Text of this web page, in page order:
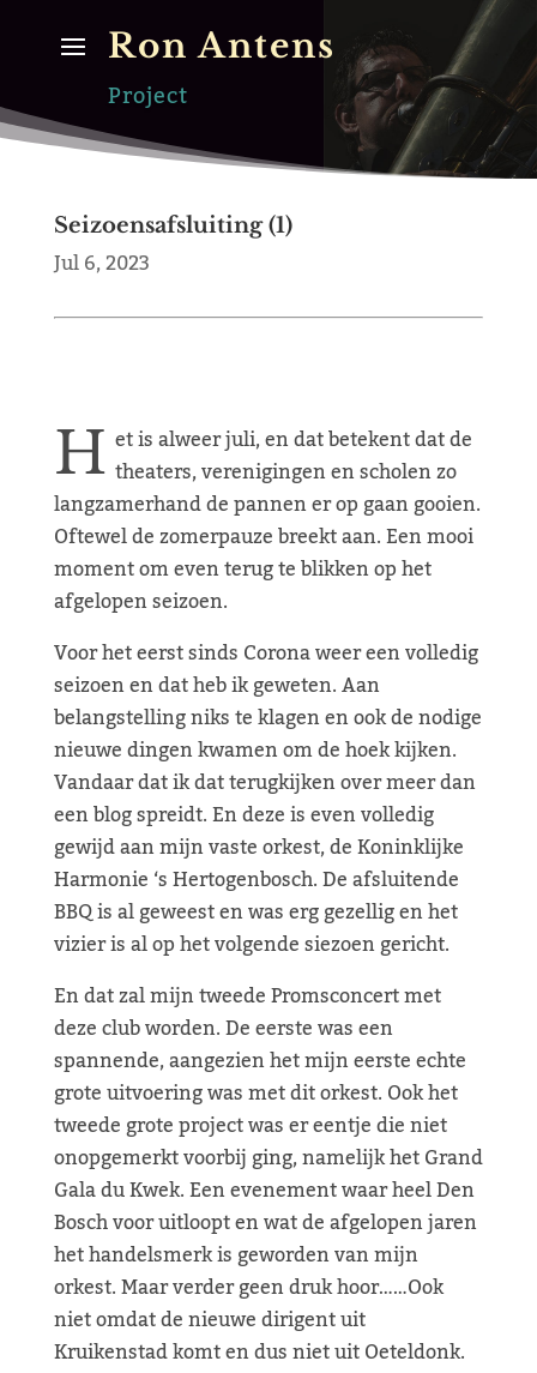
Ron Antens
Project
Seizoensafsluiting (1)
Jul 6, 2023
H et is alweer juli, en dat betekent dat de
theaters, verenigingen en scholen zo
langzamerhand de pannen er op gaan gooien.
Oftewel de zomerpauze breekt aan. Een mooi
moment om even terug te blikken op het
afgelopen seizoen.
Voor het eerst sinds Corona weer een volledig
seizoen en dat heb ik geweten. Aan
belangstelling niks te klagen en ook de nodige
nieuwe dingen kwamen om de hoek kijken.
Vandaar dat ik dat terugkijken over meer dan
een blog spreidt. En deze is even volledig
gewijd aan mijn vaste orkest, de Koninklijke
Harmonie ‘s Hertogenbosch. De afsluitende
BBQ is al geweest en was erg gezellig en het
vizier is al op het volgende siezoen gericht.
En dat zal mijn tweede Promsconcert met
deze club worden. De eerste was een
spannende, aangezien het mijn eerste echte
grote uitvoering was met dit orkest. Ook het
tweede grote project was er eentje die niet
onopgemerkt voorbij ging, namelijk het Grand
Gala du Kwek. Een evenement waar heel Den
Bosch voor uitloopt en wat de afgelopen jaren
het handelsmerk is geworden van mijn
orkest. Maar verder geen druk hoor……Ook
niet omdat de nieuwe dirigent uit
Kruikenstad komt en dus niet uit Oeteldonk.